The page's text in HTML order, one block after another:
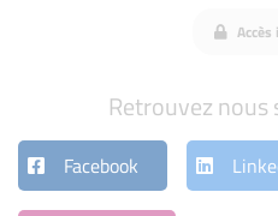
Retrouvez nous
Facebook